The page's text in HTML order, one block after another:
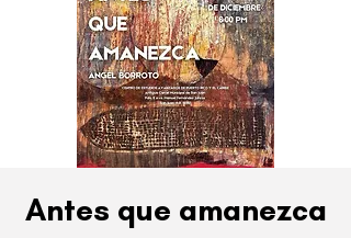
Antes que amanezca